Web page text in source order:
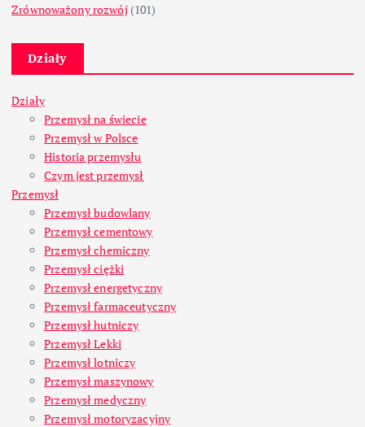
Zrównoważony rozwój (101)
Działy
Działy
Przemysł na świecie
Przemysł w Polsce
Historia przemysłu
Czym jest przemysł
Przemysł
Przemysł budowlany
Przemysł cementowy
Przemysł chemiczny
Przemysł ciężki
Przemysł energetyczny
Przemysł farmaceutyczny
Przemysł hutniczy
Przemysł Lekki
Przemysł lotniczy
Przemysł maszynowy
Przemysł medyczny
Przemysł motoryzacyjny